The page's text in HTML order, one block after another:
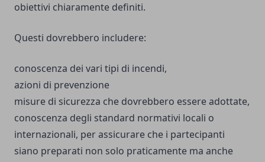
obiettivi chiaramente definiti.
Questi dovrebbero includere:
conoscenza dei vari tipi di incendi,
azioni di prevenzione
misure di sicurezza che dovrebbero essere adottate,
conoscenza degli standard normativi locali o
internazionali, per assicurare che i partecipanti
siano preparati non solo praticamente ma anche